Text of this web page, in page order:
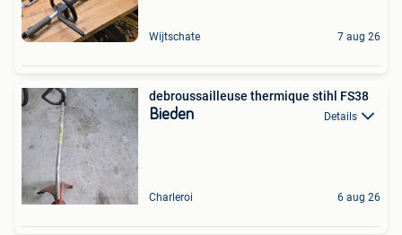
Wijtschate 7 aug 26
debroussailleuse thermique stihl FS38
Bieden Details
Charleroi 6 aug 26